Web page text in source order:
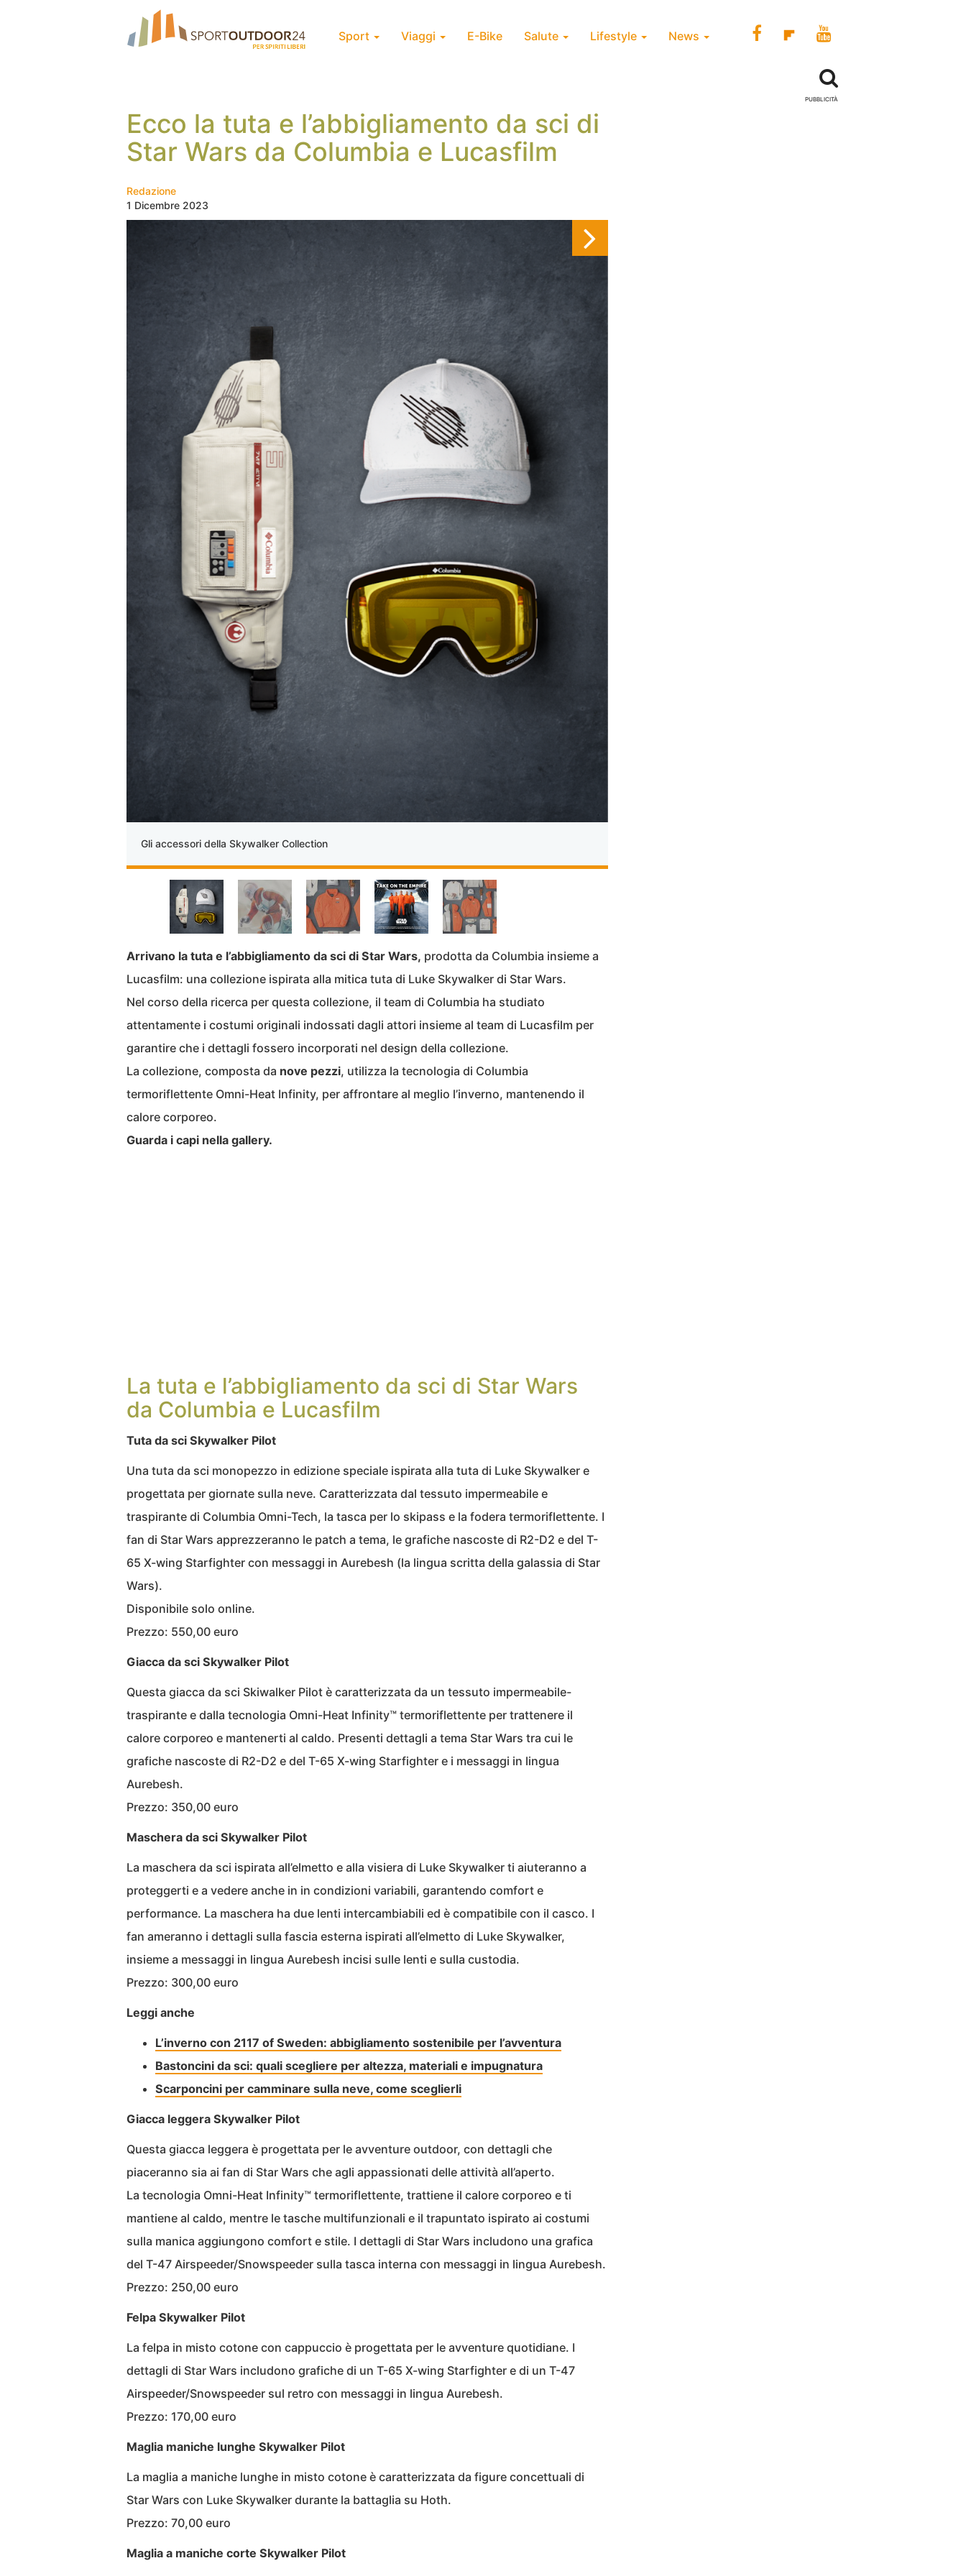
Sport Viaggi E-Bike Salute Lifestyle News
Ecco la tuta e l’abbigliamento da sci di
Star Wars da Columbia e Lucasfilm
Redazione
1 Dicembre 2023
Gli accessori della Skywalker Collection
Arrivano la tuta e l’abbigliamento da sci di Star Wars, prodotta da Columbia insieme a
Lucasfilm: una collezione ispirata alla mitica tuta di Luke Skywalker di Star Wars.
Nel corso della ricerca per questa collezione, il team di Columbia ha studiato
attentamente i costumi originali indossati dagli attori insieme al team di Lucasfilm per
garantire che i dettagli fossero incorporati nel design della collezione.
La collezione, composta da nove pezzi, utilizza la tecnologia di Columbia
termoriflettente Omni-Heat Infinity, per affrontare al meglio l’inverno, mantenendo il
calore corporeo.
Guarda i capi nella gallery.
La tuta e l’abbigliamento da sci di Star Wars
da Columbia e Lucasfilm
Tuta da sci Skywalker Pilot
Una tuta da sci monopezzo in edizione speciale ispirata alla tuta di Luke Skywalker e
progettata per giornate sulla neve. Caratterizzata dal tessuto impermeabile e
traspirante di Columbia Omni-Tech, la tasca per lo skipass e la fodera termoriflettente. I
fan di Star Wars apprezzeranno le patch a tema, le grafiche nascoste di R2-D2 e del T-
65 X-wing Starfighter con messaggi in Aurebesh (la lingua scritta della galassia di Star
Wars).
Disponibile solo online.
Prezzo: 550,00 euro
Giacca da sci Skywalker Pilot
Questa giacca da sci Skiwalker Pilot è caratterizzata da un tessuto impermeabile-
traspirante e dalla tecnologia Omni-Heat Infinity™ termoriflettente per trattenere il
calore corporeo e mantenerti al caldo. Presenti dettagli a tema Star Wars tra cui le
grafiche nascoste di R2-D2 e del T-65 X-wing Starfighter e i messaggi in lingua
Aurebesh.
Prezzo: 350,00 euro
Maschera da sci Skywalker Pilot
La maschera da sci ispirata all’elmetto e alla visiera di Luke Skywalker ti aiuteranno a
proteggerti e a vedere anche in in condizioni variabili, garantendo comfort e
performance. La maschera ha due lenti intercambiabili ed è compatibile con il casco. I
fan ameranno i dettagli sulla fascia esterna ispirati all’elmetto di Luke Skywalker,
insieme a messaggi in lingua Aurebesh incisi sulle lenti e sulla custodia.
Prezzo: 300,00 euro
Leggi anche
L’inverno con 2117 of Sweden: abbigliamento sostenibile per l’avventura
Bastoncini da sci: quali scegliere per altezza, materiali e impugnatura
Scarponcini per camminare sulla neve, come sceglierli
Giacca leggera Skywalker Pilot
Questa giacca leggera è progettata per le avventure outdoor, con dettagli che
piaceranno sia ai fan di Star Wars che agli appassionati delle attività all’aperto.
La tecnologia Omni-Heat Infinity™ termoriflettente, trattiene il calore corporeo e ti
mantiene al caldo, mentre le tasche multifunzionali e il trapuntato ispirato ai costumi
sulla manica aggiungono comfort e stile. I dettagli di Star Wars includono una grafica
del T-47 Airspeeder/Snowspeeder sulla tasca interna con messaggi in lingua Aurebesh.
Prezzo: 250,00 euro
Felpa Skywalker Pilot
La felpa in misto cotone con cappuccio è progettata per le avventure quotidiane. I
dettagli di Star Wars includono grafiche di un T-65 X-wing Starfighter e di un T-47
Airspeeder/Snowspeeder sul retro con messaggi in lingua Aurebesh.
Prezzo: 170,00 euro
Maglia maniche lunghe Skywalker Pilot
La maglia a maniche lunghe in misto cotone è caratterizzata da figure concettuali di
Star Wars con Luke Skywalker durante la battaglia su Hoth.
Prezzo: 70,00 euro
Maglia a maniche corte Skywalker Pilot
PUBBLICITÀ